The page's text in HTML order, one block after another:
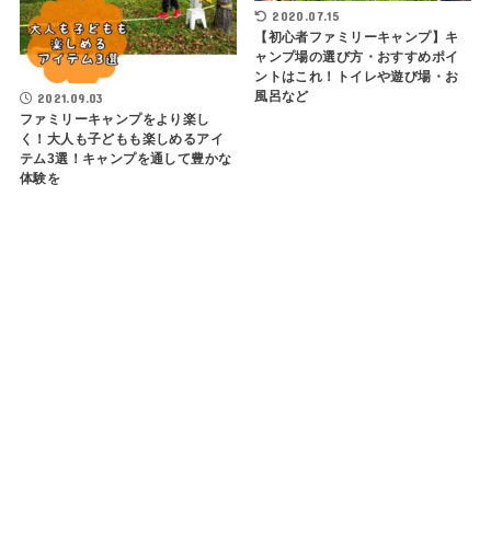
2021.09.03
ファミリーキャンプをより楽し
く！大人も子どもも楽しめるアイ
テム3選！キャンプを通して豊かな
体験を
2020.07.15
【初心者ファミリーキャンプ】キ
ャンプ場の選び方・おすすめポイ
ントはこれ！トイレや遊び場・お
風呂など